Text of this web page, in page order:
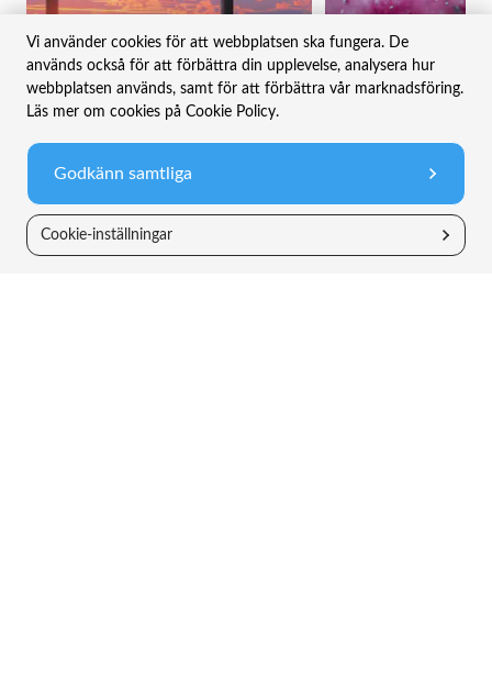
mjukvara
Mars 2026 – Små steg i
Vi använder cookies för att webbplatsen ska fungera. De
används också för att förbättra din upplevelse, analysera hur
webbplatsen används, samt för att förbättra vår marknadsföring.
Läs mer om cookies på Cookie Policy.
Cookie-inställningar
Godkänn samtliga